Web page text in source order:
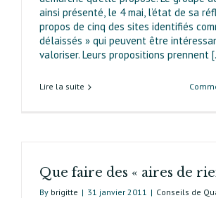
ainsi présenté, le 4 mai, l’état de sa
propos de cinq des sites identifiés
délaissés » qui peuvent être
valoriser. Leurs propositions prennent
Lire la suite
Que faire des « aires de
By brigitte | 31 janvier 2011 | Conseils de